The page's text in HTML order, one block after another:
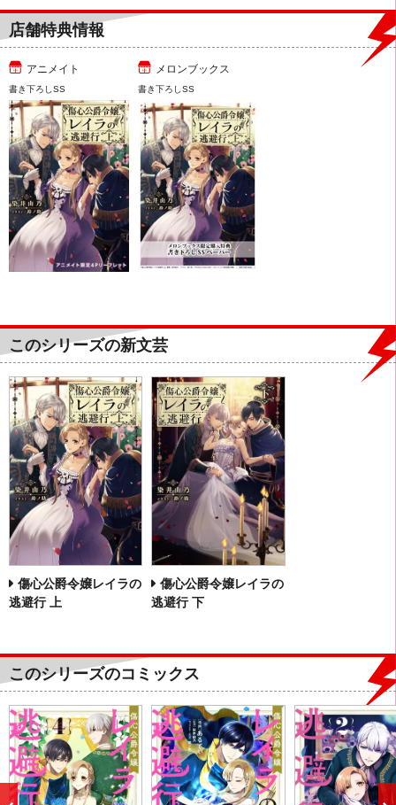
店舗特典情報
アニメイト
書き下ろしSS
メロンブックス
書き下ろしSS
このシリーズの新文芸
傷心公爵令嬢レイラの
逃避行 上
傷心公爵令嬢レイラの
逃避行 下
このシリーズのコミックス